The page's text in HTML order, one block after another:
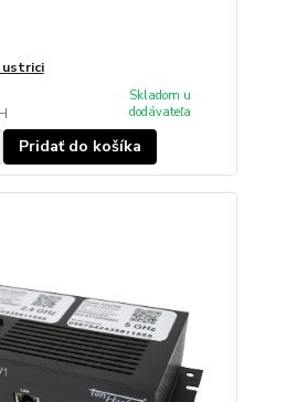
ustrici
Skladom u
dodávateľa
Pridať do košíka